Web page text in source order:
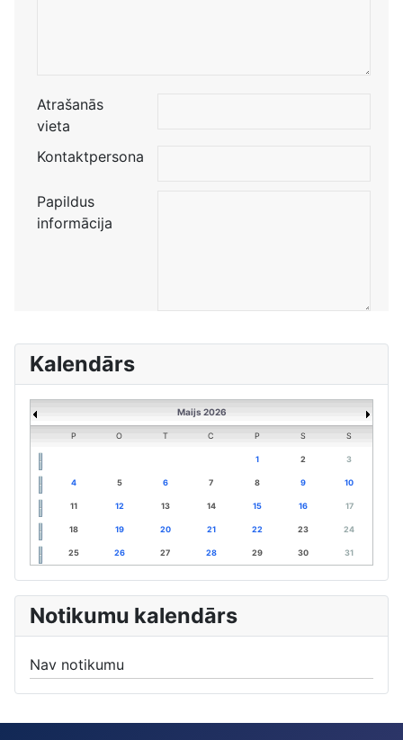
Atrašanās
vieta
Kontaktpersona
Papildus
informācija
Kalendārs
Maijs 2026
P O T C P S S
1 2 3
4 5 6 7 8 9 10
11 12 13 14 15 16 17
18 19 20 21 22 23 24
25 26 27 28 29 30 31
Notikumu kalendārs
Nav notikumu